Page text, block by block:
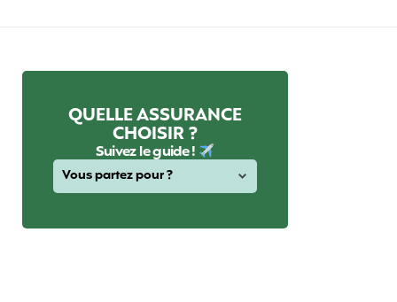
QUELLE ASSURANCE
CHOISIR ?
Suivez le guide !